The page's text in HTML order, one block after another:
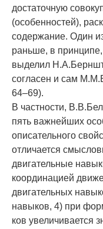
достаточную
(особенностей),
содержание. Один
раньше, в
выделил
согласен и сам
64–69).
В частности,
пять важнейших
описательно­го
отличает­ся
двигательные
координаци­ей
двигательных
навы­ков, 4) при
ков увеличивается